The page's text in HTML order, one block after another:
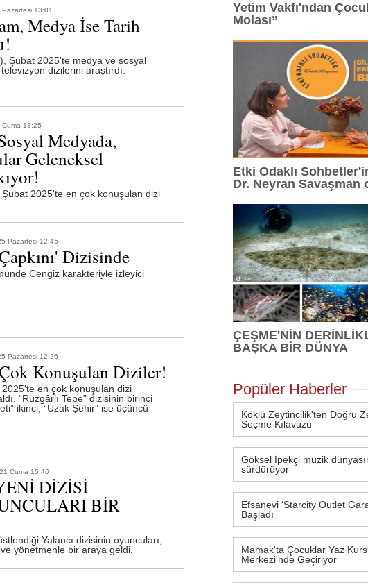
13:01
Medya İse Tarih
Şubat 2025'te medya ve sosyal
dizilerini araştırdı.
Cuma 13:25
Medyada,
Geleneksel
2025'te en çok konuşulan dizi
Pazartesi 12:45
Dizisinde
Cengiz karakteriyle izleyici
Pazartesi 12:26
Konuşulan Diziler!
en çok konuşulan dizi
“Rüzgârlı Tepe” dizisinin birinci
ikinci, “Uzak Şehir” ise üçüncü
Cuma 15:46
DİZİSİ
BİR
Yalancı dizisinin oyuncuları,
yönetmenle bir araya geldi.
Yetim Vakfı'ndan
Molası”
Etki Odaklı
Dr. Neyran Savaşman
ÇEŞME'NİN
BAŞKA BİR DÜNYA
Popüler Haberler
Köklü Zeytincilik'ten Doğru
Seçme Kılavuzu
Göksel İpekçi müzik
sürdürüyor
Efsanevi ‘Starcity Outlet
Başladı
Mamak'ta Çocuklar Yaz
Merkezi'nde Geçiriyor